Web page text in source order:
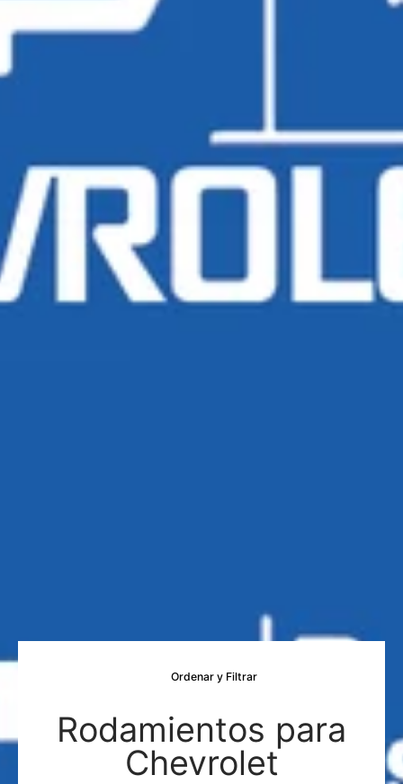
Ordenar y Filtrar
Rodamientos para
Chevrolet